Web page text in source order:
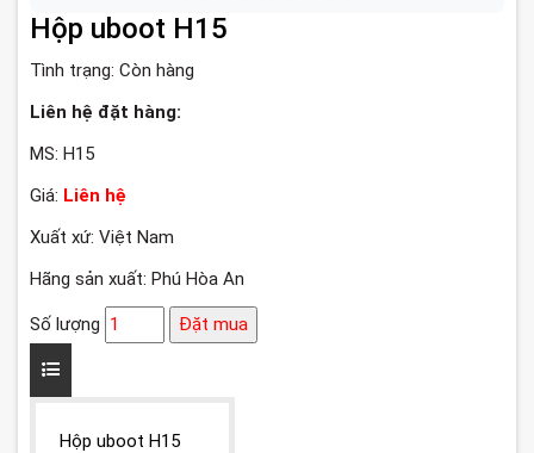
Hộp uboot H15
Tình trạng: Còn hàng
Liên hệ đặt hàng:
MS: H15
Giá: Liên hệ
Xuất xứ: Việt Nam
Hãng sản xuất: Phú Hòa An
Số lượng Đặt mua
Hộp uboot H15